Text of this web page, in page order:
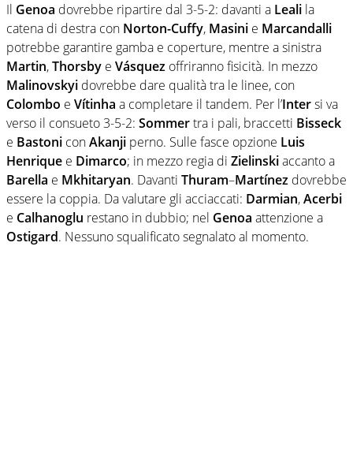
Il Genoa dovrebbe ripartire dal 3-5-2: davanti a Leali la
catena di destra con Norton-Cuffy, Masini e Marcandalli
potrebbe garantire gamba e coperture, mentre a sinistra
Martin,Thorsby e Vásquez offriranno fisicità. In mezzo
Malinovskyi dovrebbe dare qualità tra le linee, con
Colombo e Vítinha a completare il tandem. Per l’Intersi va
verso il consueto 3-5-2: Sommertra i pali, braccetti Bisseck
e Bastoni conAkanji perno. Sulle fasce opzione Luis
Henrique e Dimarco; in mezzo regia di Zielinskiaccanto a
Barella e Mkhitaryan. Davanti Thuram–Martínez dovrebbe
essere la coppia. Da valutare gli acciaccati: Darmian,Acerbi
e Calhanoglu restano in dubbio; nel Genoa attenzione a
Ostigard. Nessuno squalificato segnalato al momento.